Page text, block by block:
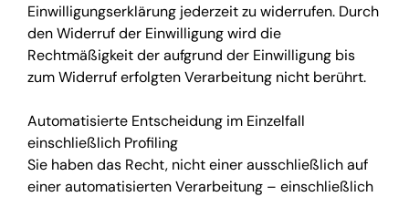
Einwilligungserklärung jederzeit zu widerrufen. Durch
den Widerruf der Einwilligung wird die
Rechtmäßigkeit der aufgrund der Einwilligung bis
zum Widerruf erfolgten Verarbeitung nicht berührt.
Automatisierte Entscheidung im Einzelfall
einschließlich Profiling
Sie haben das Recht, nicht einer ausschließlich auf
einer automatisierten Verarbeitung – einschließlich